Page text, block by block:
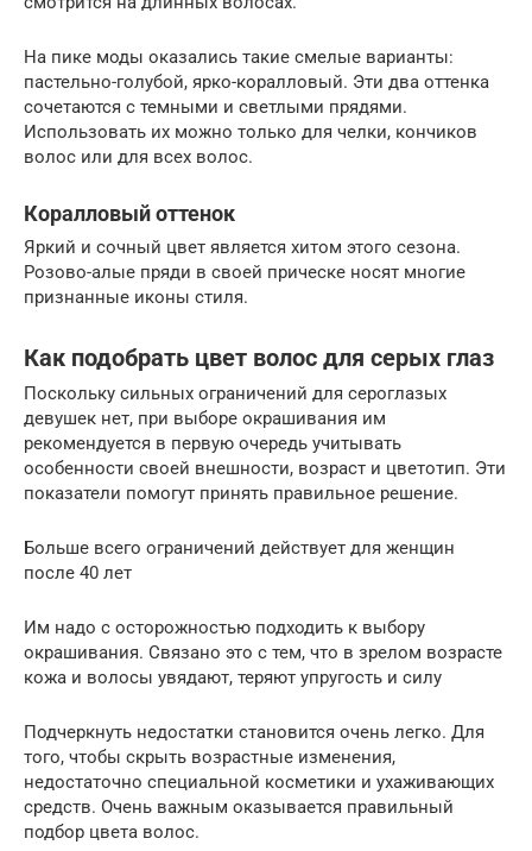
На пике моды оказались такие смелые варианты:
пастельно-голубой, ярко-коралловый. Эти два оттенка
сочетаются с темными и светлыми прядями.
Использовать их можно только для челки, кончиков
волос или для всех волос.
Коралловый оттенок
Яркий и сочный цвет является хитом этого сезона.
Розово-алые пряди в своей прическе носят многие
признанные иконы стиля.
Как подобрать цвет волос для серых глаз
Поскольку сильных ограничений для сероглазых
девушек нет, при выборе окрашивания им
рекомендуется в первую очередь учитывать
особенности своей внешности, возраст и цветотип. Эти
показатели помогут принять правильное решение.
Больше всего ограничений действует для женщин
после 40 лет
Им надо с осторожностью подходить к выбору
окрашивания. Связано это с тем, что в зрелом возрасте
кожа и волосы увядают, теряют упругость и силу
Подчеркнуть недостатки становится очень легко. Для
того, чтобы скрыть возрастные изменения,
недостаточно специальной косметики и ухаживающих
средств. Очень важным оказывается правильный
подбор цвета волос.